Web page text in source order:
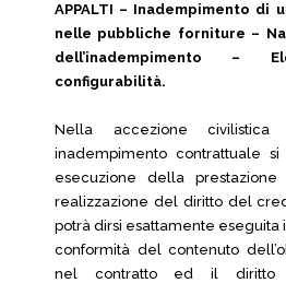
APPALTI – Inadempimento
nelle pubbliche forniture –
dell’inadempimento –
configurabilità.
Nella accezione
inadempimento contrattuale
esecuzione della
realizzazione del diritto del
potrà dirsi esattamente eseguita
conformità del contenuto
nel contratto ed il diritto